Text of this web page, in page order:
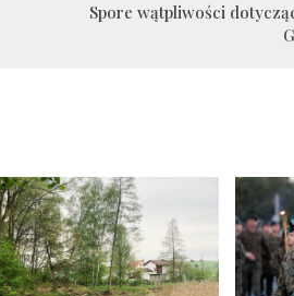
Spore wątpliwości